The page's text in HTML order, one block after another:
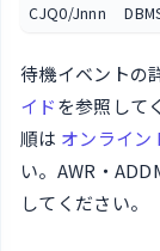
CJQ0/Jnnn
待機イベントの
イドを参照して
順は オンライン
い。AWR・
してください。